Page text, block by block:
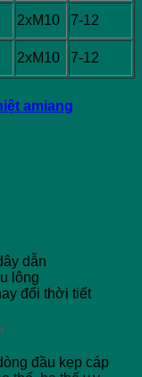
2xM10
7-12
2xM10 7-12
amiang
dẫn
lông
đổi thời tiết
đầu kẹp cáp